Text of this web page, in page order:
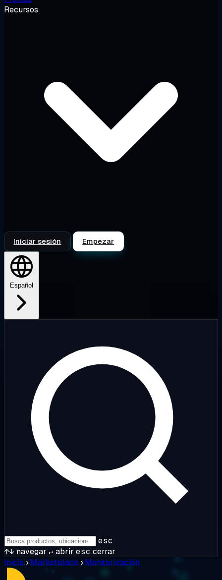
Recursos
Iniciar sesión Empezar
Español
esc
↑↓ navegar ↵abrir esc cerrar
Inicio › Marketplace › Monitorización